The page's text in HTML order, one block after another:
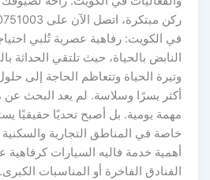
ركن مبتكرة، اتصل الآن على 50751003
في الكويت: رفاهية عصرية تُلبي
النابض بالحياة، حيث تلتقي الحداثة
وتيرة الحياة وتتعاظم الحاجة إلى
أكثر يسرًا وسلاسة. لم يعد البحث عن
مهمة يومية. بل أصبح تحديًا حقيقيًا
خاصة في المناطق التجارية والسكنية
أهمية خدمة فاليه السيارات كرفاهية
الفنادق الفاخرة أو المناسبات